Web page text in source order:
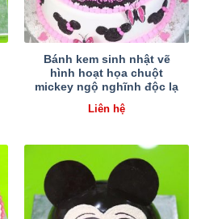
Bánh kem sinh nhật vẽ
hình hoạt họa chuột
mickey ngộ nghĩnh độc lạ
Liên hệ